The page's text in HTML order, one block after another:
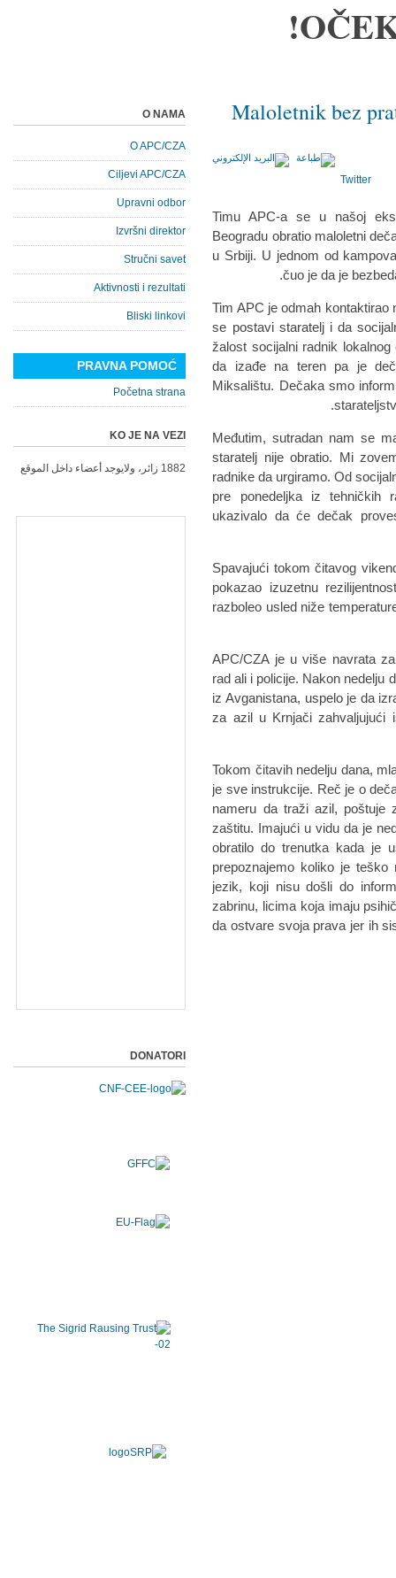
Maloletnik bez
Twitter
Timu APC-a se u našoj
Beogradu obratio maloletni
u Srbiji. U jednom od
čuo je da je
Tim APC je odmah
se postavi staratelj i da
žalost socijalni radnik
da izađe na teren pa je
Miksalištu. Dečaka smo
Međutim, sutradan nam se
staratelj nije obratio. Mi
radnike da urgiramo. Od
pre ponedeljka iz tehničkih
ukazivalo da će dečak
Spavajući tokom čitavog
pokazao izuzetnu
razboleo usled niže
APC/CZA je u više navrata
rad ali i policije. Nakon nedelju
iz Avganistana, uspelo je da
za azil u Krnjači zahvaljujući
Tokom čitavih nedelju dana,
je sve instrukcije. Reč je o
nameru da traži azil, poštuje
zaštitu. Imajući u vidu da je
obratilo do trenutka kada je
prepoznajemo koliko je
jezik, koji nisu došli do
zabrinu, licima koja imaju
da ostvare svoja prava jer ih
O NAMA
O APC/CZA
Ciljevi APC/CZA
Upravni odbor
Izvršni direktor
Stručni savet
Aktivnosti i rezultati
Bliski linkovi
PRAVNA POMOĆ
Početna strana
KO JE NA VEZI
1882 زائر، ولايوجد أعضاء داخل الموقع
DONATORI